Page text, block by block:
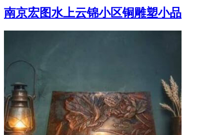
南京宏图水上云锦小区铜雕塑小品